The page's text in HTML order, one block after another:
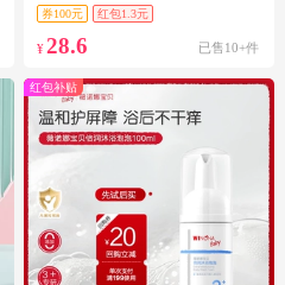
券100元 红包1.3元
¥28.6 已售10+件
红包补贴